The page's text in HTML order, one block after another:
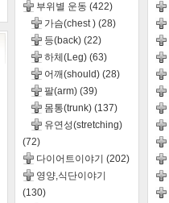
부위별 운동 (422)
가슴(chest ) (28)
등(back) (22)
하체(Leg) (63)
어깨(should) (28)
팔(arm) (39)
몸통(trunk) (137)
유연성(stretching)
(72)
다이어트이야기 (202)
영양,식단이야기
(130)